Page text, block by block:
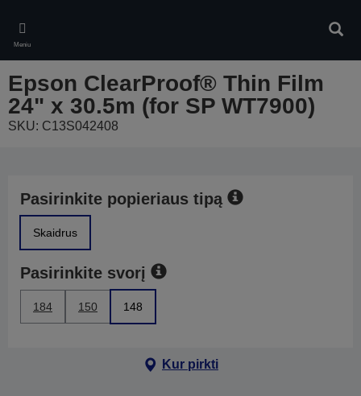
main
content
Meniu
Epson ClearProof® Thin Film
24" x 30.5m (for SP WT7900)
SKU: C13S042408
Pasirinkite popieriaus tipą
Skaidrus
Pasirinkite svorį
184 150 148
Kur pirkti